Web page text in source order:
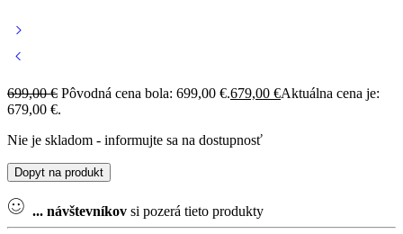
699,00€ Pôvodná cena bola: 699,00 €.679,00 €Aktuálna cena je:
679,00 €.
Nie je skladom - informujte sa na dostupnosť
Dopyt na produkt
... návštevníkov si pozerá tieto produkty